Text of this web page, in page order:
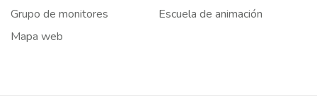
Grupo de monitores
Escuela de animación
Mapa web